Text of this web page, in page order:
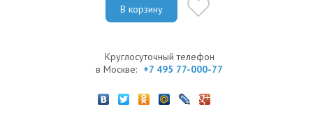
В корзину
Круглосуточный телефон
в Москве: +7 495 77-000-77